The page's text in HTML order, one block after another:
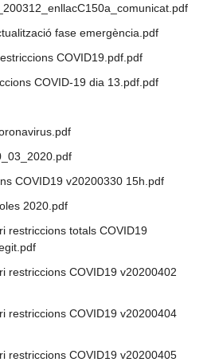
fase emergència.pdf
COVID19.pdf.pdf
COVID-19 dia 13.pdf.pdf
COVID19 v20200330 15h.pdf
2020.pdf
restriccions totals COVID19
restriccions COVID19 v20200402
restriccions COVID19 v20200404
restriccions COVID19 v20200405